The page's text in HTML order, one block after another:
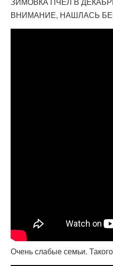
ВНИМАНИЕ, НАШЛАСЬ
Очень слабые семьи.